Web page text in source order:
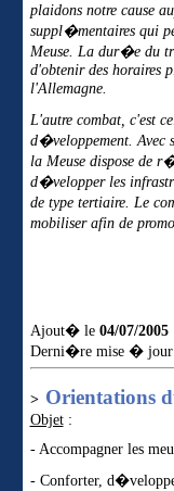
plaidons notre cause
suppl�mentaires qui
Meuse. La dur�e du
d'obtenir des horaires
l'Allemagne.
L'autre combat, c'est
d�veloppement. Avec
la Meuse dispose de
d�velopper les
de type tertiaire. Le
mobiliser afin de
Ajout� le 04/07/2005
Derni�re mise �
> Orientations
Objet:
- Accompagner les
- Conforter,